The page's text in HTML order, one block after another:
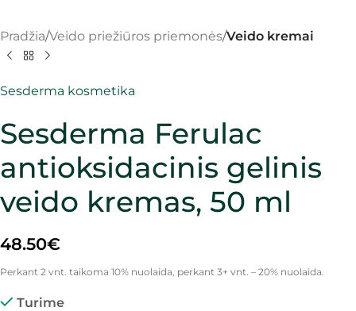
Pradžia Veido priežiūros priemonės Veido kremai
Sesderma kosmetika
Sesderma Ferulac
antioksidacinis gelinis
veido kremas, 50 ml
48.50€
Perkant 2 vnt. taikoma 10% nuolaida, perkant 3+ vnt. – 20% nuolaida.
Turime